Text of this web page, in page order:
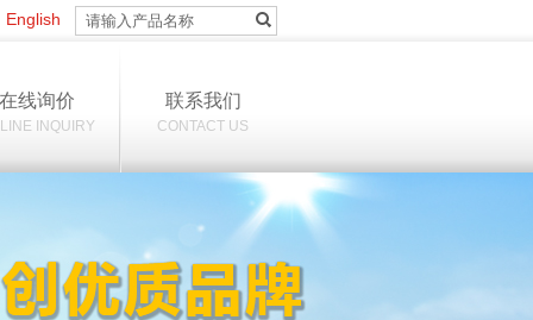
English
线询价
INQUIRY
联系我们
CONTACT US